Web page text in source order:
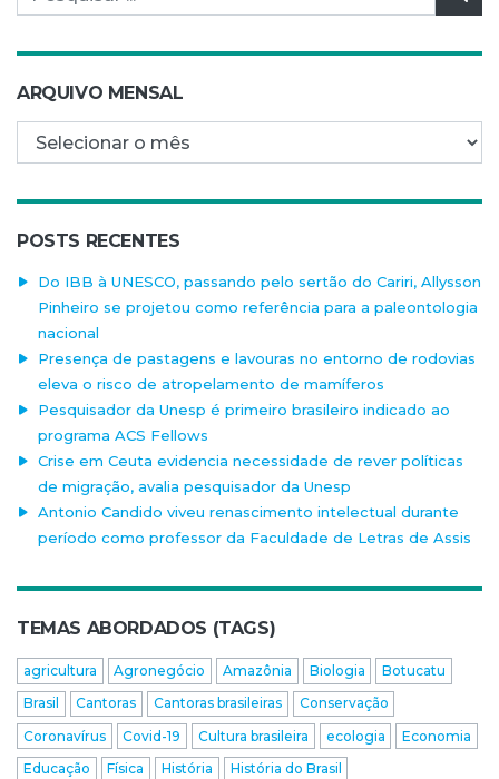
ARQUIVO MENSAL
Arquivo mensal
POSTS RECENTES
Do IBB à UNESCO, passando pelo sertão do Cariri, Allysson
Pinheiro se projetou como referência para a paleontologia
nacional
Presença de pastagens e lavouras no entorno de rodovias
eleva o risco de atropelamento de mamíferos
Pesquisador da Unesp é primeiro brasileiro indicado ao
programa ACS Fellows
Crise em Ceuta evidencia necessidade de rever políticas
de migração, avalia pesquisador da Unesp
Antonio Candido viveu renascimento intelectual durante
período como professor da Faculdade de Letras de Assis
TEMAS ABORDADOS (TAGS)
agricultura Agronegócio Amazônia Biologia
Botucatu
Brasil
Cantoras Cantoras brasileiras
Conservação
Coronavírus
Covid-19 Cultura brasileira ecologia
Economia
Educação
Física História
História do Brasil